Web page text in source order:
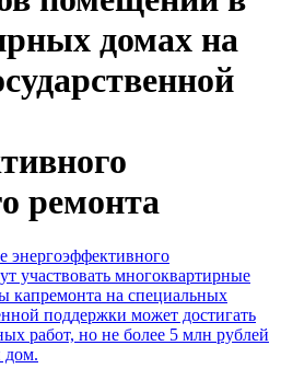
домах на
ремонта
энергоэффективного
участвовать многоквартирные
на специальных
поддержки может достигать
работ, но не более 5 млн рублей
дом.